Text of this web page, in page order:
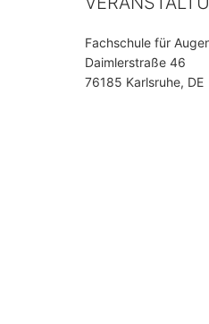
Fachschule für
Daimlerstraße 46
76185 Karlsruhe, DE